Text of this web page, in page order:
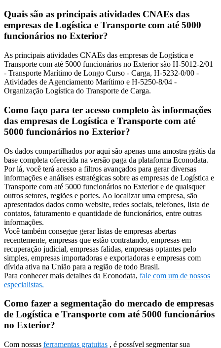
Quais são as principais atividades CNAEs das
empresas de Logística e Transporte com até 5000
funcionários no Exterior?
As principais atividades CNAEs das empresas de Logística e
Transporte com até 5000 funcionários no Exterior são H-5012-2/01
- Transporte Marítimo de Longo Curso - Carga, H-5232-0/00 -
Atividades de Agenciamento Marítimo e H-5250-8/04 -
Organização Logística do Transporte de Carga.
Como faço para ter acesso completo às informações
das empresas de Logística e Transporte com até
5000 funcionários no Exterior?
Os dados compartilhados por aqui são apenas uma amostra grátis da
base completa oferecida na versão paga da plataforma Econodata.
Por lá, você terá acesso a filtros avançados para gerar diversas
informações e análises estratégicas sobre as empresas de Logística e
Transporte com até 5000 funcionários no Exterior e de quaisquer
outros setores, regiões e portes. Ao localizar uma empresa, são
apresentados dados como website, redes sociais, telefones, lista de
contatos, faturamento e quantidade de funcionários, entre outras
informações.
Você também consegue gerar listas de empresas abertas
recentemente, empresas que estão contratando, empresas em
recuperação judicial, empresas falidas, empresas optantes pelo
simples, empresas importadoras e exportadoras e empresas com
dívida ativa na União para a região de todo Brasil.
Para conhecer mais detalhes da Econodata, fale com um de nossos
especialistas.
Como fazer a segmentação do mercado de empresas
de Logística e Transporte com até 5000 funcionários
no Exterior?
Com nossas ferramentas gratuitas , é possível segmentar sua